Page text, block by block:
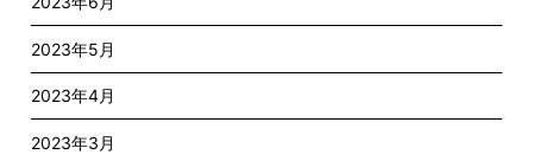
2023年5月
2023年4月
2023年3月